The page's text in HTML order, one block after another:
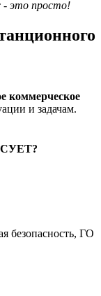
- это просто!
коммерческое
и задачам.
безопасность, ГО